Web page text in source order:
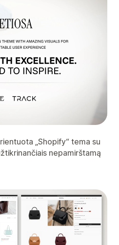
„Shopify“ tema su
nepamirštamą